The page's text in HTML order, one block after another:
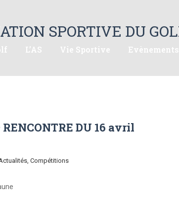
L’AS Vie Sportive Evènements
DU 16 avril
Compétitions